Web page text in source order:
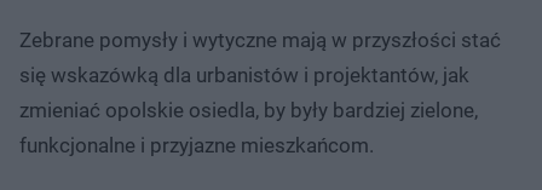
Zebrane pomysły i wytyczne mają w przyszłości stać
się wskazówką dla urbanistów i projektantów, jak
zmieniać opolskie osiedla, by były bardziej zielone,
funkcjonalne i przyjazne mieszkańcom.